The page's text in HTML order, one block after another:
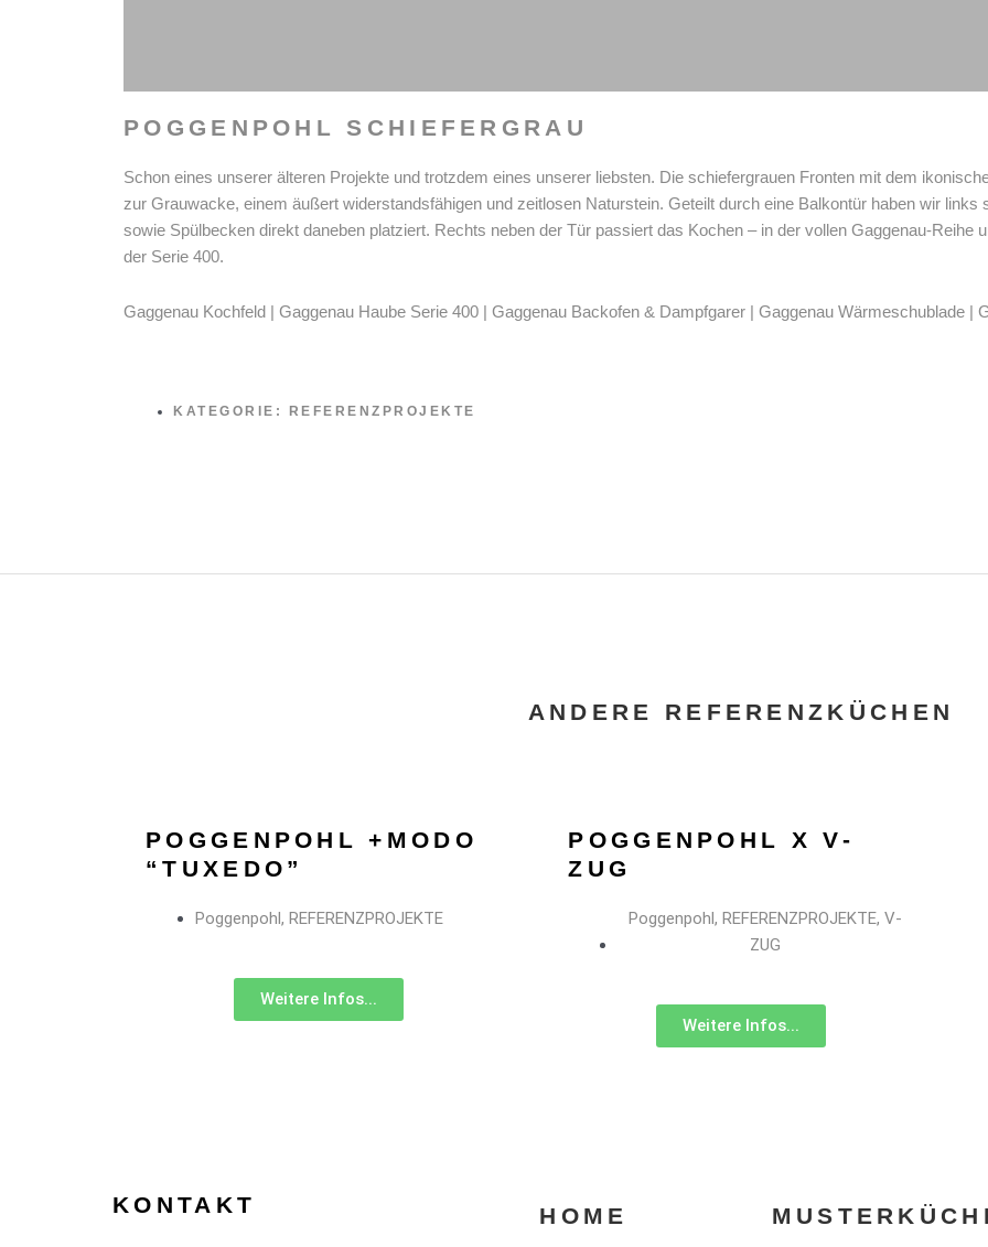
POGGENPOHL SCHIEFERGRAU
Schon eines unserer älteren Projekte und trotzdem eines unserer liebsten. Die schiefergrauen Fronten mit dem
zur Grauwacke, einem äußert widerstandsfähigen und zeitlosen Naturstein. Geteilt durch eine Balkontür haben wir
sowie Spülbecken direkt daneben platziert. Rechts neben der Tür passiert das Kochen – in der vollen Gaggenau-Reihe
der Serie 400.
Gaggenau Kochfeld | Gaggenau Haube Serie 400 | Gaggenau Backofen & Dampfgarer | Gaggenau Wärmeschublade |
KATEGORIE: REFERENZPROJEKTE
ANDERE REFERENZKÜCHEN
POGGENPOHL +MODO
“TUXEDO”
Poggenpohl, REFERENZPROJEKTE
Weitere Infos...
POGGENPOHL X V-
ZUG
Poggenpohl,REFERENZPROJEKTE,V-
ZUG
Weitere Infos...
KONTAKT HOME